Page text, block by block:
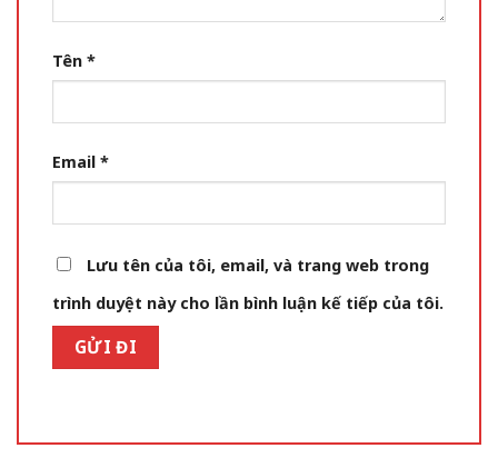
Tên *
Email *
Lưu tên của tôi, email, và trang web trong
trình duyệt này cho lần bình luận kế tiếp của tôi.